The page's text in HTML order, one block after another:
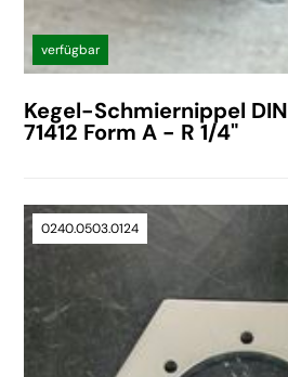
verfügbar
Kegel-Schmiernippel DIN
71412 Form A - R 1/4"
0240.0503.0124